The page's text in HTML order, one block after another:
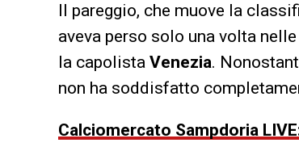
Il pareggio, che muove la
aveva perso solo una volta
la capolista Venezia.
non ha soddisfatto
Calciomercato Sampdoria